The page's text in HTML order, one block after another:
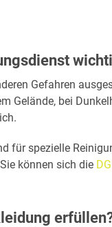
Gefahren
Gelände, bei
für spezielle
können sich die